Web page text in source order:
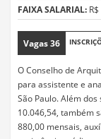
FAIXA SALARIAL: R$
Vagas36
O Conselho de
para assistente e
São Paulo. Além
10.046,54, também
880,00 mensais,